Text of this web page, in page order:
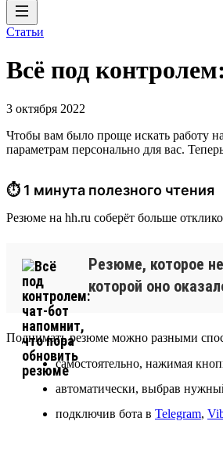
Статьи
Всё под
3 октября 2022
Чтобы вам было проще искать работу
параметрам персонально для вас.
⏱ 1 минута полезного чтения
Резюме на hh.ru соберёт больше
Резюме, которое
которой оно
Поднимать резюме можно разными
самостоятельно, нажимая
автоматически, выбрав
подключив бота в Telegram,